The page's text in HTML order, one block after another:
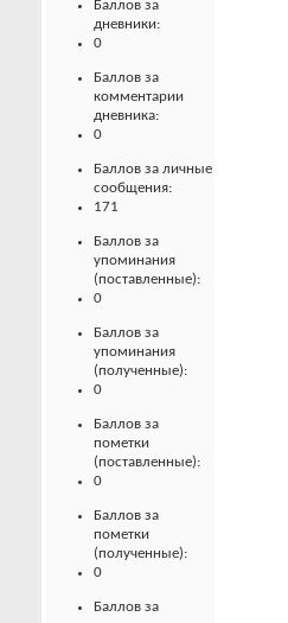
Баллов за
дневники:
0
Баллов за
комментарии
дневника:
0
Баллов за личные
сообщения:
171
Баллов за
упоминания
(поставленные):
0
Баллов за
упоминания
(полученные):
0
Баллов за
пометки
(поставленные):
0
Баллов за
пометки
(полученные):
0
Баллов за